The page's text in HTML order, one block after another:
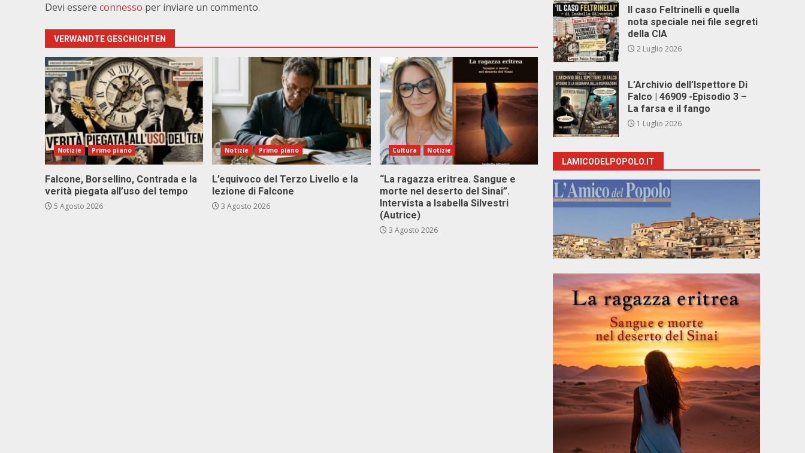
Devi essere connesso per inviare un commento.
VERWANDTE GESCHICHTEN
Notizie Primo piano
Falcone, Borsellino, Contrada e la
verità piegata all’uso del tempo
5 Agosto 2026
Notizie Primo piano
L’equivoco del Terzo Livello e la
lezione di Falcone
3 Agosto 2026
Cultura Notizie
“La ragazza eritrea. Sangue e
morte nel deserto del Sinai”.
Intervista a Isabella Silvestri
(Autrice)
3 Agosto 2026
Il caso Feltrinelli e quella
nota speciale nei file segreti
della CIA
2 Luglio 2026
L’Archivio dell’Ispettore Di
Falco | 46909 -Episodio 3 –
La farsa e il fango
1 Luglio 2026
LAMICODELPOPOLO.IT